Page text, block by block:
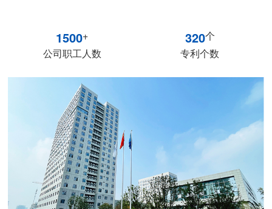
1500+
公司职工人数
320个
专利个数